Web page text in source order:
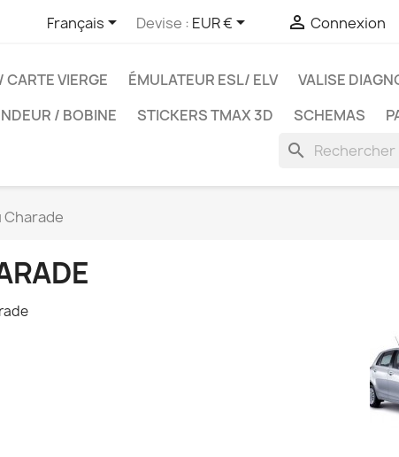
Français Devise : EUR €  Connexion
CARTE VIERGE ÉMULATEUR ESL/ ELV
VALISE
/ BOBINE STICKERS TMAX 3D SCHEMAS
search
Charade